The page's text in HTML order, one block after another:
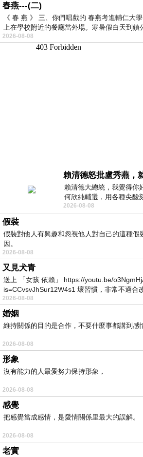
春燕---(二)
《 春 燕 》 三、你們唱戲的 春燕考進輔仁大
上在學校附近的餐廳當外場。寒暑假白天到鎮
2026-08-08
賴清德怒批盧秀燕，
賴清德大總統，我覺得你
何欣純輔選，用各種尖酸
罵她施政滿意度輸給陳其
2026-08-08
假裝
假裝對他人有興趣和忽視他人對自己的這種假
因。
2026-08-08
又見犬青
送上 「女孩 依賴」 https://youtu.be/
is=CCvsvJhSur12W4s1 壞習慣，非常不適合
我害怕的
2026-08-08
婚姻
維持關係的目的是合作，不要什麼事都講到感
2026-08-08
形象
沒有能力的人最愛努力保持形象，
2026-08-08
感覺
把感覺當成感情，是愛情關係里最大的誤解。
2026-08-08
老實